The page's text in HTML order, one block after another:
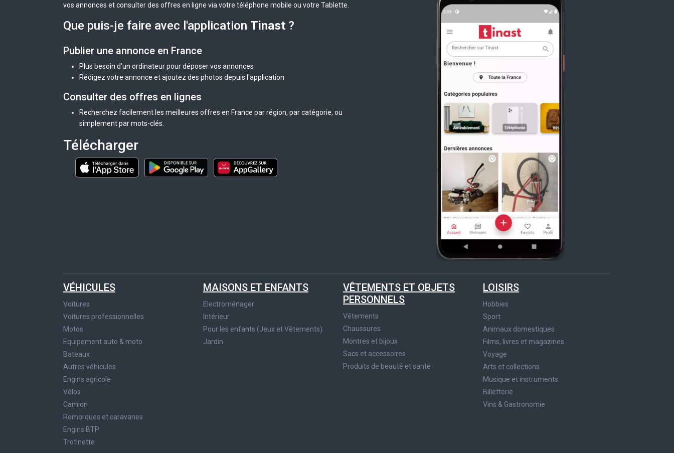
vos annonces et consulter des offres en ligne via votre téléphone mobile ou votre Tablette.
Que puis-je faire avec l'application Tinast ?
Publier une annonce en France
Plus besoin d'un ordinateur pour déposer vos annonces
Rédigez votre annonce et ajoutez des photos depuis l'application
Consulter des offres en lignes
Recherchez facilement les meilleures offres en France par région, par catégorie, ou
simplement par mots-clés.
Télécharger
VÉHICULES
Voitures
Voitures professionnelles
Motos
Equipement auto & moto
Bateaux
Autres véhicules
Engins agricole
Vélos
Camion
Remorques et caravanes
Engins BTP
Trotinette
MAISONS ET ENFANTS
Electroménager
Intérieur
Pour les enfants (Jeux et Vêtements)
Jardin
VÊTEMENTS ET OBJETS
PERSONNELS
Vêtements
Chaussures
Montres et bijoux
Sacs et accessoires
Produits de beauté et santé
LOISIRS
Hobbies
Sport
Animaux domestiques
Films, livres et magazines
Voyage
Arts et collections
Musique et instruments
Billetterie
Vins & Gastronomie